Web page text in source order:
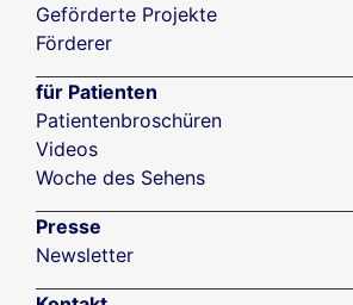
Geförderte Projekte
Förderer
für Patienten
Patientenbroschüren
Videos
Woche des Sehens
Presse
Newsletter